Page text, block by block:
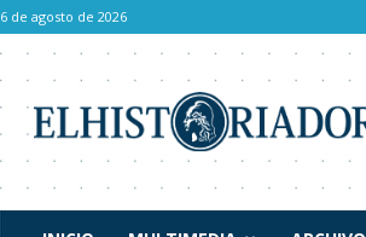
6 de agosto de 2026
Historiador